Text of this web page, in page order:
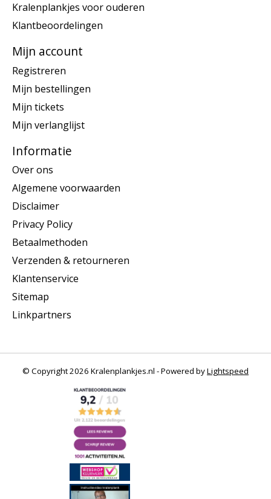
Kralenplankjes voor ouderen
Klantbeoordelingen
Mijn account
Registreren
Mijn bestellingen
Mijn tickets
Mijn verlanglijst
Informatie
Over ons
Algemene voorwaarden
Disclaimer
Privacy Policy
Betaalmethoden
Verzenden & retourneren
Klantenservice
Sitemap
Linkpartners
© Copyright 2026 Kralenplankjes.nl - Powered byLightspeed